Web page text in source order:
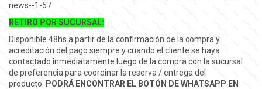
news--1-57
RETIRO POR SUCURSAL:
Disponible 48hs a partir de la confirmación de la compra y
acreditación del pago siempre y cuando el cliente se haya
contactado inmediatamente luego de la compra con la sucursal
de preferencia para coordinar la reserva / entrega del
producto.
PODRÁ ENCONTRAR EL BOTÓN DE WHATSAPP EN